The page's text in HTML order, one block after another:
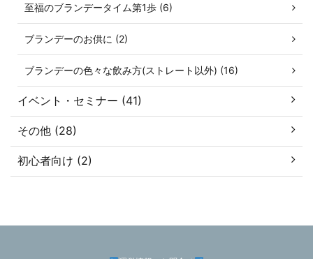
至福のブランデータイム第1歩 (6)
ブランデーのお供に (2)
ブランデーの色々な飲み方(ストレート以外) (16)
イベント・セミナー (41)
その他 (28)
初心者向け (2)